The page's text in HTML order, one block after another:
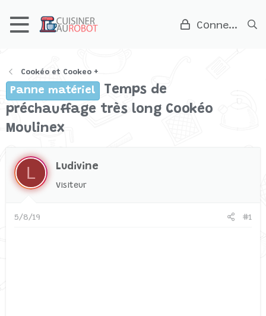
Connexion
Cookéo et Cookeo +
Panne matériel
Temps de
préchauffage très long Cookéo
Moulinex
L Ludivine
Visiteur
5/8/19 #1